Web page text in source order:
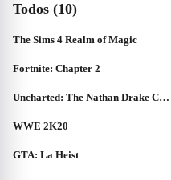
Todos (10)
The Sims 4 Realm of Magic
Fortnite: Chapter 2
Uncharted: The Nathan Drake Collection Special Edition
WWE 2K20
GTA: La Heist